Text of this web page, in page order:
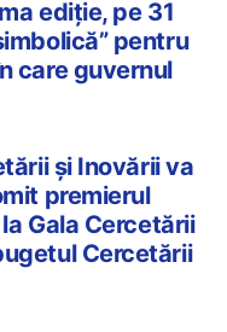
ediție, pe 31
pentru
care guvernul
și Inovării va
premierul
Gala Cercetării
Cercetării